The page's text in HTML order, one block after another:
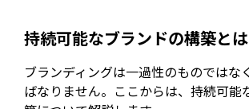
持続可能なブランドの構築とは
ブランディングは一過性のものではな
ばなりません。ここからは、持続可能